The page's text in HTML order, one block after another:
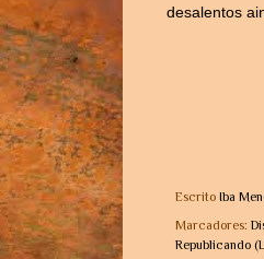
desalentos
Escrito Iba
Marcadores:
Republicando